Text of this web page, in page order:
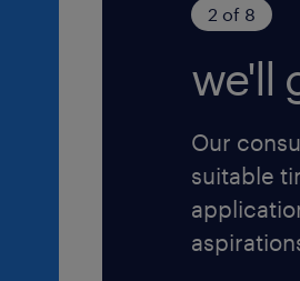
2 of 8
we'll
Our
suitable